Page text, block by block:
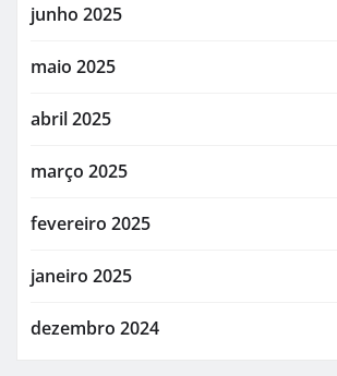
junho 2025
maio 2025
abril 2025
março 2025
fevereiro 2025
janeiro 2025
dezembro 2024